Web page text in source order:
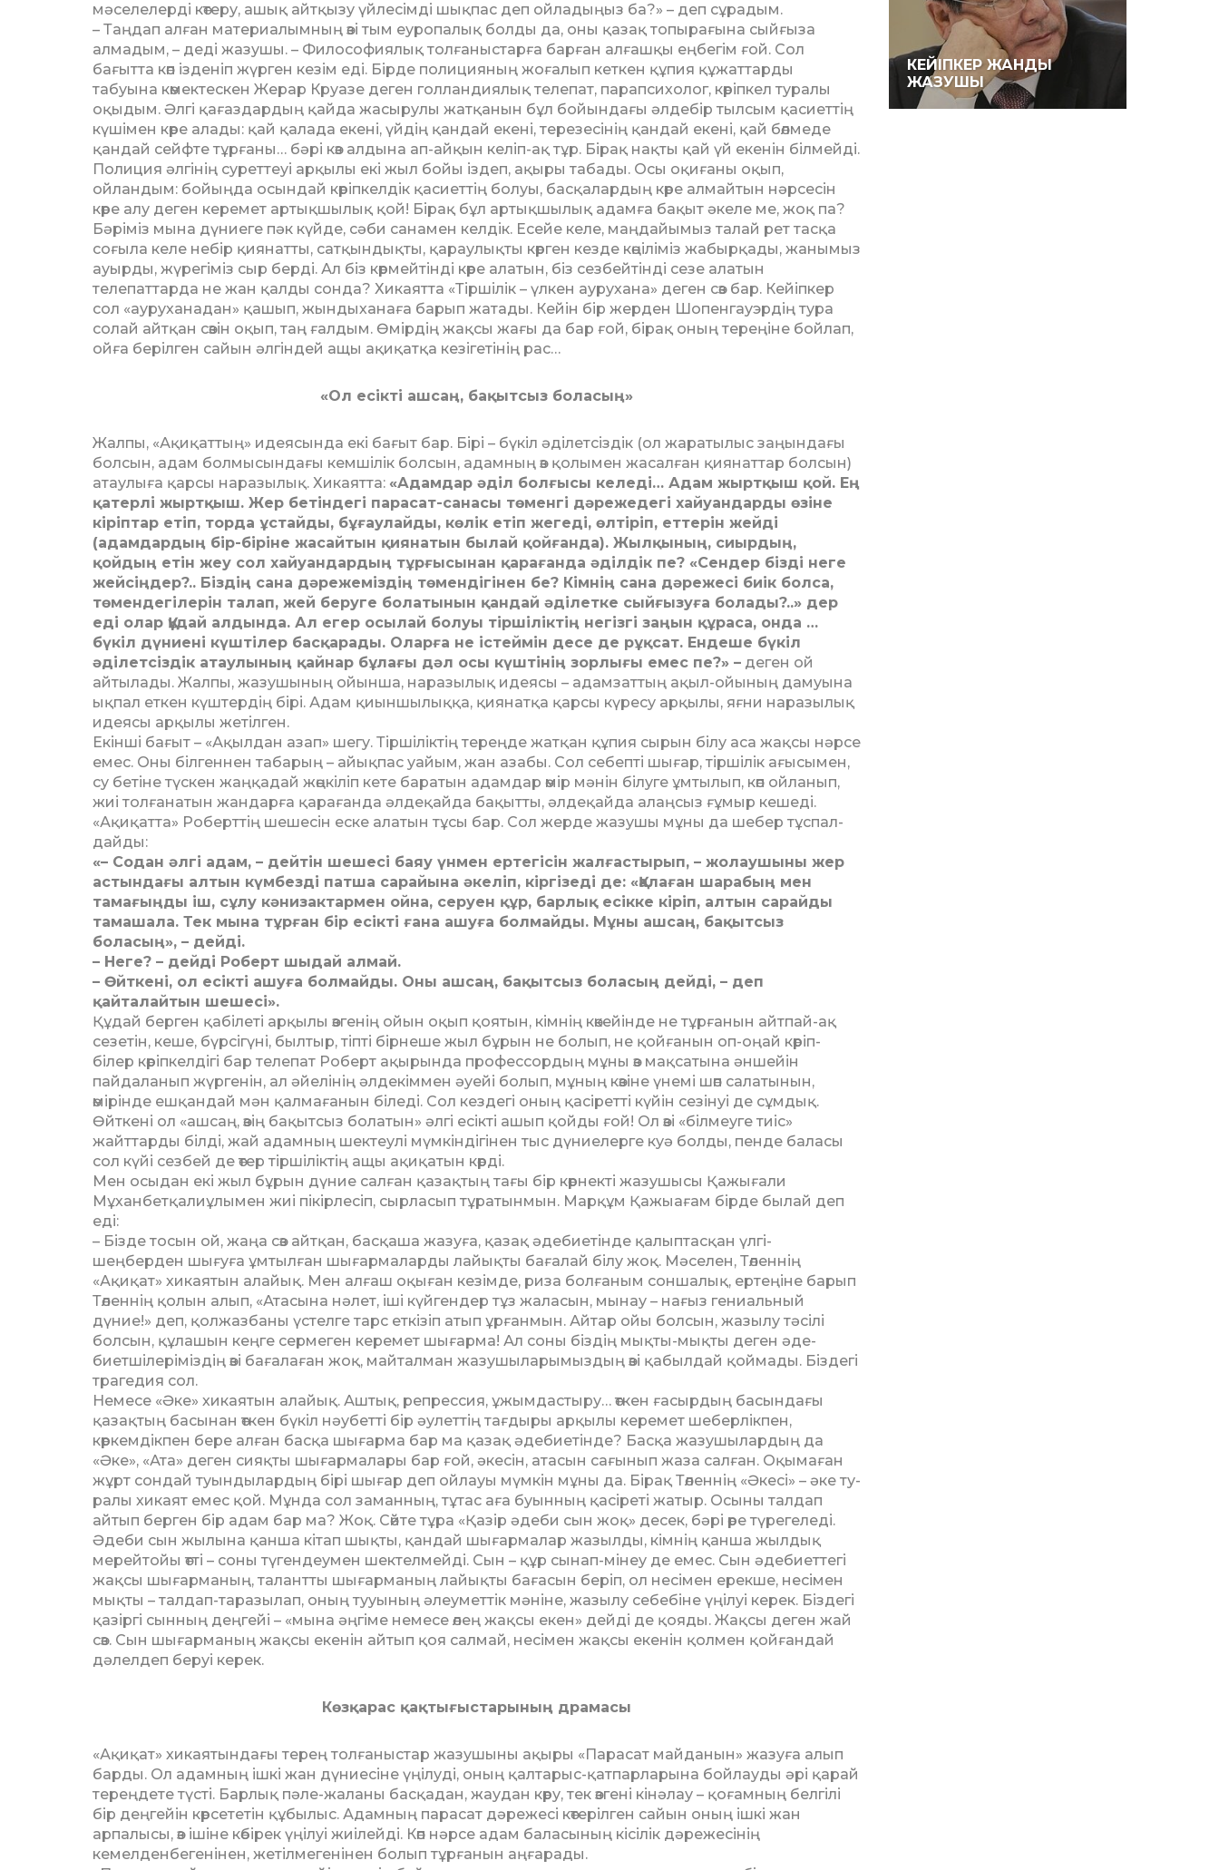
мәселелер­ді көтеру, ашық айтқызу үйлесімді шықпас деп ойладыңыз ба?» – деп сұрадым.
– Таңдап алған материалымның өзі тым еуропалық болды да, оны қазақ топырағына сыйғыза
алмадым, – деді жазушы. – Философиялық толғаныстарға барған алғашқы еңбегім ғой. Сол
бағытта көп ізденіп жүрген кезім еді. Бірде полицияның жоғалып кеткен құпия құжаттарды
табуына көмектескен Жерар Круазе деген голландиялық телепат, парапсихолог, көріпкел туралы
оқыдым. Әлгі қағаз­дар­дың қайда жасырулы жатқанын бұл бойындағы әлдебір тылсым қасиеттің
күшімен көре алады: қай қалада екені, үйдің қандай екені, терезесінің қандай екені, қай бөлмеде
қандай сейфте тұрғаны… бәрі көз алдына ап-айқын келіп-ақ тұр. Бірақ нақты қай үй екенін білмейді.
Полиция әл­гінің суреттеуі арқылы екі жыл бойы іздеп, ақыры табады. Осы оқи­ға­ны оқып,
ойландым: бойыңда осындай көріпкелдік қасиеттің болуы, басқалардың көре алмайтын нәрсесін
көре алу деген керемет артықшылық қой! Бірақ бұл артықшылық адамға бақыт әкеле ме, жоқ па?
Бәріміз мына дүниеге пәк күйде, сәби санамен келдік. Есейе келе, маңдайымыз талай рет тасқа
соғыла келе небір қиянатты, сатқындықты, қараулықты көрген кезде көңіліміз жабырқады, жанымыз
ауырды, жүрегіміз сыр берді. Ал біз көрмейтінді көре алатын, біз сезбейтінді сезе алатын
телепаттарда не жан қалды сонда? Хикаятта «Тіршілік – үлкен аурухана» деген сөз бар. Кейіпкер
сол «ауруханадан» қашып, жындыханаға барып жатады. Кейін бір жерден Шопенгауэрдің тура
солай айтқан сөзін оқып, таң ғалдым. Өмірдің жақсы жағы да бар ғой, бірақ оның тереңіне бойлап,
ойға берілген сайын әлгіндей ащы ақиқатқа кезігетінің рас…
«Ол есікті ашсаң, бақытсыз боласың»
Жалпы, «Ақиқаттың» идеясында екі бағыт бар. Бірі – бүкіл әділетсіздік (ол жаратылыс заңындағы
болсын, адам болмысындағы кемшілік болсын, адамның өз қолымен жасалған қия­нат­тар болсын)
атаулыға қарсы наразылық. Хикаятта: «Адамдар әділ бол­ғысы келеді… Адам жыртқыш қой. Ең
қатерлі жыртқыш. Жер бетіндегі парасат-санасы төменгі дәрежедегі хайуандарды өзіне
кіріптар етіп, торда ұстайды, бұғаулайды, көлік етіп жегеді, өлтіріп, еттерін жейді
(адамдардың бір-біріне жасайтын қиянатын былай қойғанда). Жылқының, сиырдың,
қойдың етін жеу сол хайуандардың тұрғысынан қарағанда әділдік пе? «Сендер бізді неге
жейсіңдер?.. Біздің сана дәрежеміздің төмендігінен бе? Кімнің сана дәрежесі биік болса,
төмендегілерін талап, жей беруге болатынын қандай әділетке сыйғызуға болады?..» дер
еді олар Құдай алдында. Ал егер осылай болуы тіршіліктің негізгі заңын құраса, онда …
бүкіл дүниені күштілер басқарады. Оларға не істеймін десе де рұқсат. Ендеше бүкіл
әділетсіздік атаулының қайнар бұлағы дәл осы күштінің зорлығы емес пе?» – деген ой
айтылады. Жалпы, жазушының ойынша, наразылық идеясы – адамзаттың ақыл-ойының дамуына
ықпал еткен күштердің бірі. Адам қиыншылыққа, қиянатқа қарсы күресу арқылы, яғни наразылық
идеясы арқылы жетілген.
Екінші бағыт – «Ақылдан азап» шегу. Тіршіліктің тереңде жатқан құпия сырын білу аса жақсы нәрсе
емес. Оны білгеннен табарың – айықпас уайым, жан азабы. Сол себепті шығар, тіршілік ағысымен,
су бетіне түскен жаңқадай жөңкіліп кете баратын адамдар өмір мәнін білуге ұмтылып, көп ойланып,
жиі толғанатын жандарға қарағанда әлдеқайда бақытты, әлдеқайда алаң­сыз ғұмыр кешеді.
«Ақиқатта» Роберт­тің шешесін еске алатын тұсы бар. Сол жерде жазушы мұны да шебер тұспал­
дайды:
«– Содан әлгі адам, – дейтін шешесі баяу үнмен ертегісін жалғастырып, – жолаушыны жер
астындағы алтын күмбезді патша сарайына әкеліп, кіргізеді де: «Қалаған шарабың мен
тамағыңды іш, сұлу кәнизактармен ойна, серуен құр, барлық есікке кіріп, алтын сарайды
тамашала. Тек мына тұрған бір есікті ғана ашуға болмайды. Мұны ашсаң, бақытсыз
боласың», – дейді.
– Неге? – дейді Роберт шыдай алмай.
– Өйткені, ол есікті ашуға болмайды. Оны ашсаң, бақытсыз боласың дейді, – деп
қайталайтын шешесі».
Құдай берген қабілеті арқылы өзгенің ойын оқып қоятын, кімнің көкейінде не тұрғанын айтпай-ақ
сезетін, кеше, бүрсігүні, былтыр, тіпті бірнеше жыл бұрын не болып, не қойғанын оп-оңай көріп-
білер көріпкелдігі бар телепат Роберт ақырында профессордың мұны өз мақсатына әншейін
пайдаланып жүргенін, ал әйелінің әлдекіммен әуейі болып, мұның көзіне үнемі шөп салатынын,
өмірінде ешқандай мән қалмағанын біледі. Сол кездегі оның қасіретті күйін сезінуі де сұмдық.
Өйткені ол «ашсаң, өзің бақытсыз болатын» әлгі есікті ашып қойды ғой! Ол өзі «білмеуге тиіс»
жайттарды білді, жай адамның шектеулі мүмкіндігінен тыс дүниелерге куә болды, пенде баласы
сол күйі сезбей де өтер тіршіліктің ащы ақиқатын көрді.
Мен осыдан екі жыл бұрын дүние салған қазақтың тағы бір көрнек­ті жазушысы Қажығали
Мұханбет­қал­и­ұлымен жиі пікірлесіп, сырласып тұра­тынмын. Марқұм Қажыағам бірде былай деп
еді:
– Бізде тосын ой, жаңа сөз айтқан, басқаша жазуға, қазақ әдебиетінде қалыптасқан үлгі-
шеңберден шығуға ұмтылған шығармаларды лайықты бағалай білу жоқ. Мәселен, Төленнің
«Ақиқат» хикаятын алайық. Мен алғаш оқыған кезімде, риза болғаным соншалық, ертеңіне барып
Төленнің қолын алып, «Атасына нәлет, іші күйгендер тұз жаласын, мынау – нағыз гениальный
дүние!» деп, қол­жаз­баны үстелге тарс еткізіп атып ұрған­мын. Айтар ойы болсын, жа­зылу тәсілі
болсын, құлашын кеңге сер­меген керемет шығарма! Ал соны біздің мықты-мықты деген әде­
биетшілеріміздің өзі бағалаған жоқ, май­талман жазушыларымыздың өзі қа­былдай қоймады. Біздегі
трагедия сол.
Немесе «Әке» хикаятын алайық. Аштық, репрессия, ұжымдастыру… өткен ғасырдың басындағы
қазақтың басынан өткен бүкіл нәубетті бір әулеттің тағдыры арқылы керемет шеберлікпен,
көркемдікпен бере алған басқа шығарма бар ма қазақ әдебиетінде? Басқа жазушылардың да
«Әке», «Ата» деген сияқты шығармалары бар ғой, әкесін, атасын сағынып жаза салған. Оқымаған
жұрт сондай туындылардың бірі шығар деп ойлауы мүмкін мұны да. Бірақ Төленнің «Әкесі» – әке ту­
ралы хикаят емес қой. Мұнда сол заманның, тұтас аға буынның қасіреті жатыр. Осыны талдап
айтып берген бір адам бар ма? Жоқ. Сөйте тұра «Қазір әдеби сын жоқ» десек, бәрі өре түрегеледі.
Әдеби сын жылына қанша кітап шықты, қандай шығармалар жазылды, кімнің қанша жылдық
мерейтойы өтті – соны түгендеумен шектелмейді. Сын – құр сынап-мінеу де емес. Сын әдебиеттегі
жақсы шығарманың, талантты шығарманың лайықты бағасын беріп, ол несімен ерекше, несімен
мықты – талдап-таразылап, оның тууының әлеуметтік мәніне, жазылу себебіне үңілуі керек. Біздегі
қазіргі сынның деңгейі – «мына әңгіме немесе өлең жақсы екен» дейді де қояды. Жақсы деген жай
сөз. Сын шығарманың жақсы екенін айтып қоя салмай, несімен жақсы екенін қолмен қойғандай
дәлелдеп беруі керек.
Көзқарас қақтығыстарының драмасы
«Ақиқат» хикаятындағы терең тол­ғаныстар жазушыны ақыры «Парасат майданын» жазуға алып
барды. Ол адамның ішкі жан дүниесіне үңілуді, оның қалтарыс-қатпарларына бойлауды әрі қарай
тереңдете түсті. Барлық пәле-жаланы басқадан, жаудан көру, тек өзгені кінәлау – қоғамның белгілі
бір деңгейін көрсететін құбылыс. Адамның парасат дәрежесі көтерілген сайын оның ішкі жан
арпалысы, өз ішіне көбірек үңілуі жиілейді. Көп нәрсе адам баласының кісілік дәрежесінің
кемелденбегенінен, жетілмегенінен болып тұрғанын аңғарады.
КЕЙІПКЕР ЖАНДЫ
ЖАЗУШЫ